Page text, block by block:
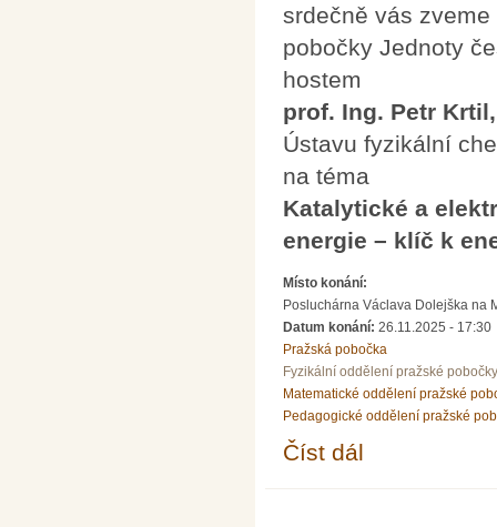
srdečně vás
pobočky Jednoty
hostem
prof. Ing. Petr
Ústavu fyzikální
na téma
Katalytické a
energie – klíč k
Místo konání:
Posluchárna Václava Dolejška na
Datum konání: 26.11.2025 - 17:30
Pražská pobočka
Fyzikální oddělení pražské pobočky
Matematické oddělení pražské
Pedagogické oddělení pražské
Číst dál